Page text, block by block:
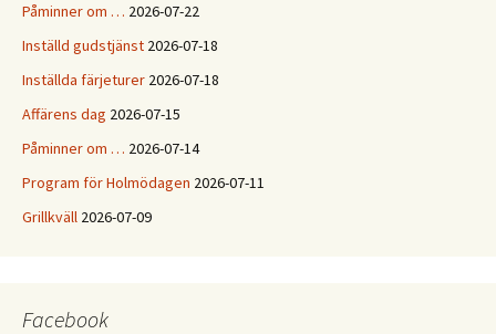
Påminner om … 2026-07-22
Inställd gudstjänst 2026-07-18
Inställda färjeturer 2026-07-18
Affärens dag 2026-07-15
Påminner om … 2026-07-14
Program för Holmödagen 2026-07-11
Grillkväll 2026-07-09
Facebook